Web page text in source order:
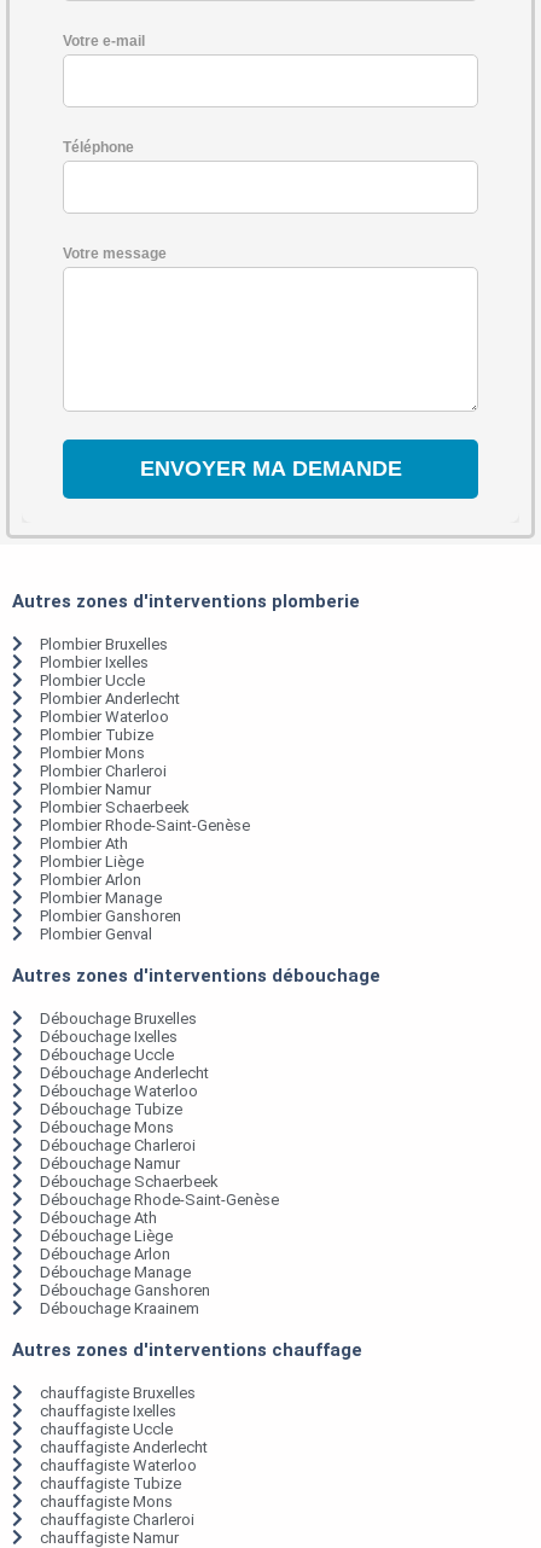
Votre e-mail
Téléphone
Votre message
Autres zones d'interventions plomberie
Plombier Bruxelles
Plombier Ixelles
Plombier Uccle
Plombier Anderlecht
Plombier Waterloo
Plombier Tubize
Plombier Mons
Plombier Charleroi
Plombier Namur
Plombier Schaerbeek
Plombier Rhode-Saint-Genèse
Plombier Ath
Plombier Liège
Plombier Arlon
Plombier Manage
Plombier Ganshoren
Plombier Genval
Autres zones d'interventions débouchage
Débouchage Bruxelles
Débouchage Ixelles
Débouchage Uccle
Débouchage Anderlecht
Débouchage Waterloo
Débouchage Tubize
Débouchage Mons
Débouchage Charleroi
Débouchage Namur
Débouchage Schaerbeek
Débouchage Rhode-Saint-Genèse
Débouchage Ath
Débouchage Liège
Débouchage Arlon
Débouchage Manage
Débouchage Ganshoren
Débouchage Kraainem
Autres zones d'interventions chauffage
chauffagiste Bruxelles
chauffagiste Ixelles
chauffagiste Uccle
chauffagiste Anderlecht
chauffagiste Waterloo
chauffagiste Tubize
chauffagiste Mons
chauffagiste Charleroi
chauffagiste Namur